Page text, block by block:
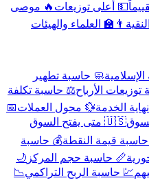
💵 أعلى توزيعات 🔥 موصى
👨‍🏫 العلماء والهيئات
🧼 حاسبة تطهير
الأرباح⚖️ حاسبة تكلفة
الخدمة💱 محول العملات📅
🇺🇸 متى يفتح السوق
قيمة النقطة💰 حاسبة
📏 حاسبة حجم المركز 🌙
💹 حاسبة الربح التراكمي📉